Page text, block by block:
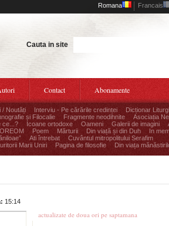
Romana Francais
Cauta in site
Contact Abonamente
/ Noutăți Interviu - Pe cărările credinței Dicționar
și Filocalie Fragmente neodihnite
Asociația
ce...? Icoane ortodoxe Oameni Galerii de imagini
Poem Mărturii Din viață și din Duh
In
Ati întrebat
Cuvântul mitropolitului Serafim
Marii Uniri Pagina de filosofie
Din viața
15:14
actualizate de doua ori pe saptamana